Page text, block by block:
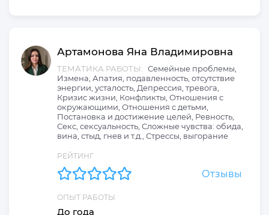
Артамонова Яна Владимировна
ТЕМАТИКА РАБОТЫ: Семейные проблемы,
Измена, Апатия, подавленность, отсутствие
энергии, усталость, Депрессия, тревога,
Кризис жизни, Конфликты, Отношения с
окружающими, Отношения с детьми,
Постановка и достижение целей, Ревность,
Секс, сексуальность, Сложные чувства: обида,
вина, стыд, гнев и т.д., Стрессы, выгорание
РЕЙТИНГ
Отзывы
ОПЫТ РАБОТЫ
До года